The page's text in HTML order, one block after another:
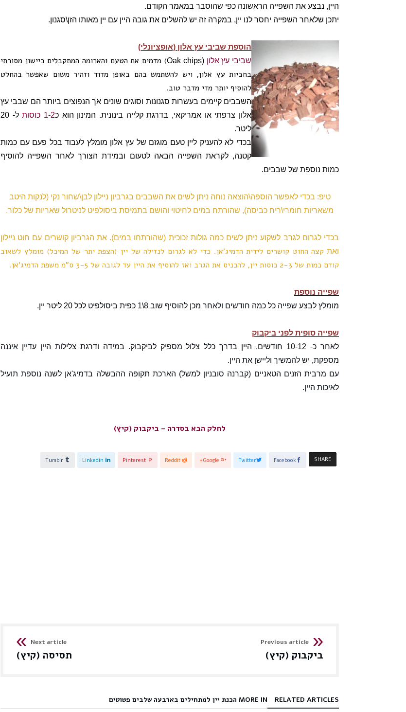
היין, נבצע את השפייה הראשונה כפי שהוסבר במאמר הקודם.
יתכן שלאחר השפייה יחסר לנו יין, במקרה זה יש להשלים את גובה היין עם יין מאותו הזן\סגנון.
הוספת שביבי עץ אלון (אופציונלי)
שביבי עץ אלון (
Oak chips) מדמים את הטעם והארומה המתקבלים ביישון מסורתי
בחביות עץ אלון, ויש להשתמש בהם באופן מדוד וזהיר משום שאפשר בהחלט
להוסיף יותר מדי מדבר טוב.
השבבים קיימים בעשרות סגנונות וסוגים שונים אך הנפוצים ביותר הם שבבי עץ
אלון צרפתי או אמריקאי, בדרגת קלייה בינונית. המינון הוא כ1-2 כוסות
ל- 20
ליטר.
בכדי לא להעניק ליין טעם מוגזם של עץ אלון מומלץ לעבוד בכל פעם עם כמות
קטנה, לקראת השפייה הבאה לטעום ובמידת הצורך לאחר השפייה להוסיף
כמות נוספת של שבבים.
טיפ: בכדי לאפשר הוספה\הוצאה נוחה ניתן לשים את השבבים בגרביון ניילון לבן\שחור נקי (לנקות היטב
משאריות חומרי\ריח כביסה), שהורתח במים לחיטוי והושם בתמיסת ביסולפיט לניטרול שאריות של כלור.
בכדי לגרום לגרב לשקוע ניתן לשים כמה גולות זכוכית (שהורתחו במים). את הגרביון קושרים עם חוט ניילון
ואת קצה החוט קושרים לידית הדמיג'אן. כדי לא לגרום לנזילה של יין (הצפת יתר של המיכל) מומלץ לשאוב
קודם כמות של 2-3 כוסות יין, להכניס את הגרב ואז להוסיף את היין עד לגובה של 3-5 ס"מ משפת הדמיג'אן.
שפייה נוספת
מומלץ לבצע שפייה כל כמה חודשים ולאחר מכן להוסיף שוב 8\1 כפית ביסולפיט
לכל 20 ליטר יין .
שפייה סופית לפני ביקבוק
לאחר כ- 10-12 חודשים, היין בדרך כלל צלול מספיק לביקבוק. במידה ודרגת צלילות היין עדיין איננה
מספקת, יש להמשיך וליישן את היין.
עם מרבית הזנים הטאניים (קברנה סובניון למשל) הארכת תקופה ההבשלה בדמיג'אן לשנה נוספת תועיל
לאיכות היין.
לחלק הבא בסדרה – ביקבוק (קיץ)
SHARE
Facebook
Twitter
Google+
Reddit
Pinterest
Linkedin
Tumblr
Previous article
ביקבוק (קיץ)
Next article
תסיסה (קיץ)
RELATED ARTICLES MORE IN הכנת יין למתחילים בארבעה שלבים פשוטים